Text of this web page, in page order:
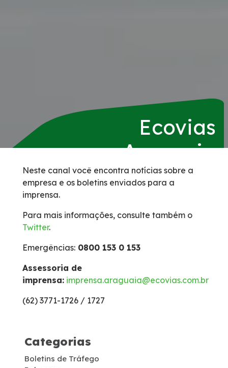
público caminhoneiro
Apreensão de Animais
Benefícios Tarifários
BSO
Faixa de Domínio
Inspeção de Tráfego
Isenção de Veículos Oficiais
Socorro Mecânico
Ecovias
Araguaia
Neste canal você encontra notícias sobre a
empresa e os boletins enviados para a
imprensa.
Para mais informações, consulte também o
Twitter.
Emergências: 0800 153 0 153
Assessoria de
imprensa: imprensa.araguaia@ecovias.com.br
(62) 3771-1726 / 1727
Categorias
Boletins de Tráfego